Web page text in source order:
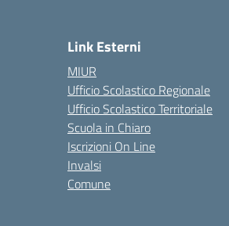
Link Esterni
MIUR
Ufficio Scolastico Regionale
Ufficio Scolastico Territoriale
Scuola in Chiaro
Iscrizioni On Line
Invalsi
Comune